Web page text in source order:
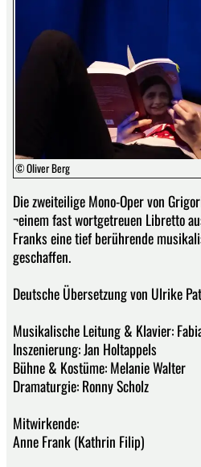
© Oliver Berg
Die zweiteilige Mono-Oper von
¬einem fast wortgetreuen Libretto
Franks eine tief berührende
geschaffen.
Deutsche Übersetzung von Ulrike
Musikalische Leitung & Klavier:
Inszenierung: Jan Holtappels
Bühne & Kostüme: Melanie Walter
Dramaturgie: Ronny Scholz
Mitwirkende:
Anne Frank (Kathrin Filip)